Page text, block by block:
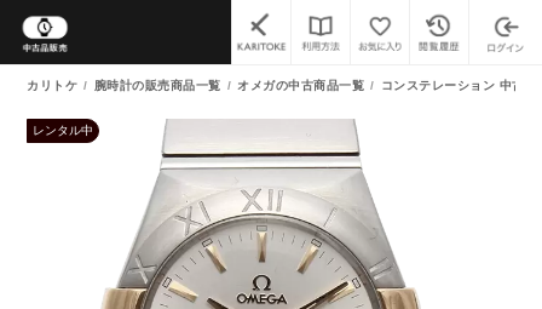
カリトケ 腕時計の販売商品一覧 オメガの中古商品一覧 コンステレーション 中古商
レンタル中